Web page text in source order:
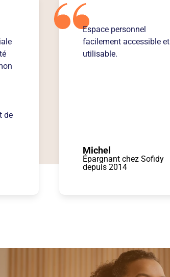
de
Espace personnel
facilement accessible et
utilisable.
Michel
Épargnant chez Sofidy
depuis 2014